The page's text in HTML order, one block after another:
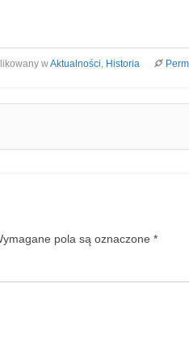
wAktualności, Historia
pola są oznaczone *